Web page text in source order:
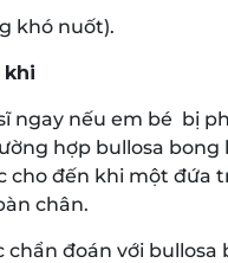
khó nuốt).
khi
ngay nếu em bé bị
hợp bullosa
cho đến khi một đứa
chân.
chẩn đoán với